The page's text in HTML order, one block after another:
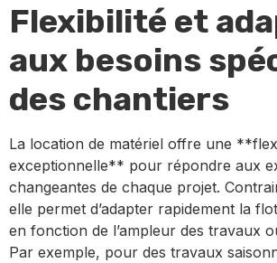
Flexibilité et
aux besoins
des chantiers
La location de matériel offre une
exceptionnelle** pour répondre aux
changeantes de chaque projet.
elle permet d’adapter rapidement la
en fonction de l’ampleur des travaux
Par exemple, pour des travaux